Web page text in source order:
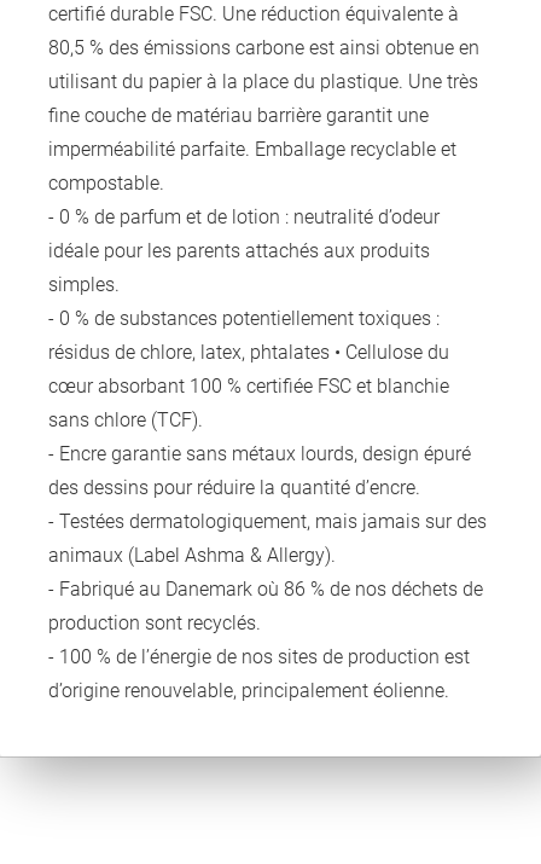
certifié durable FSC. Une réduction équivalente à
80,5 % des émissions carbone est ainsi obtenue en
utilisant du papier à la place du plastique. Une très
fine couche de matériau barrière garantit une
imperméabilité parfaite. Emballage recyclable et
compostable.
- 0 % de parfum et de lotion : neutralité d’odeur
idéale pour les parents attachés aux produits
simples.
- 0 % de substances potentiellement toxiques :
résidus de chlore, latex, phtalates • Cellulose du
cœur absorbant 100 % certifiée FSC et blanchie
sans chlore (TCF).
- Encre garantie sans métaux lourds, design épuré
des dessins pour réduire la quantité d’encre.
- Testées dermatologiquement, mais jamais sur des
animaux (Label Ashma & Allergy).
- Fabriqué au Danemark où 86 % de nos déchets de
production sont recyclés.
- 100 % de l’énergie de nos sites de production est
d’origine renouvelable, principalement éolienne.